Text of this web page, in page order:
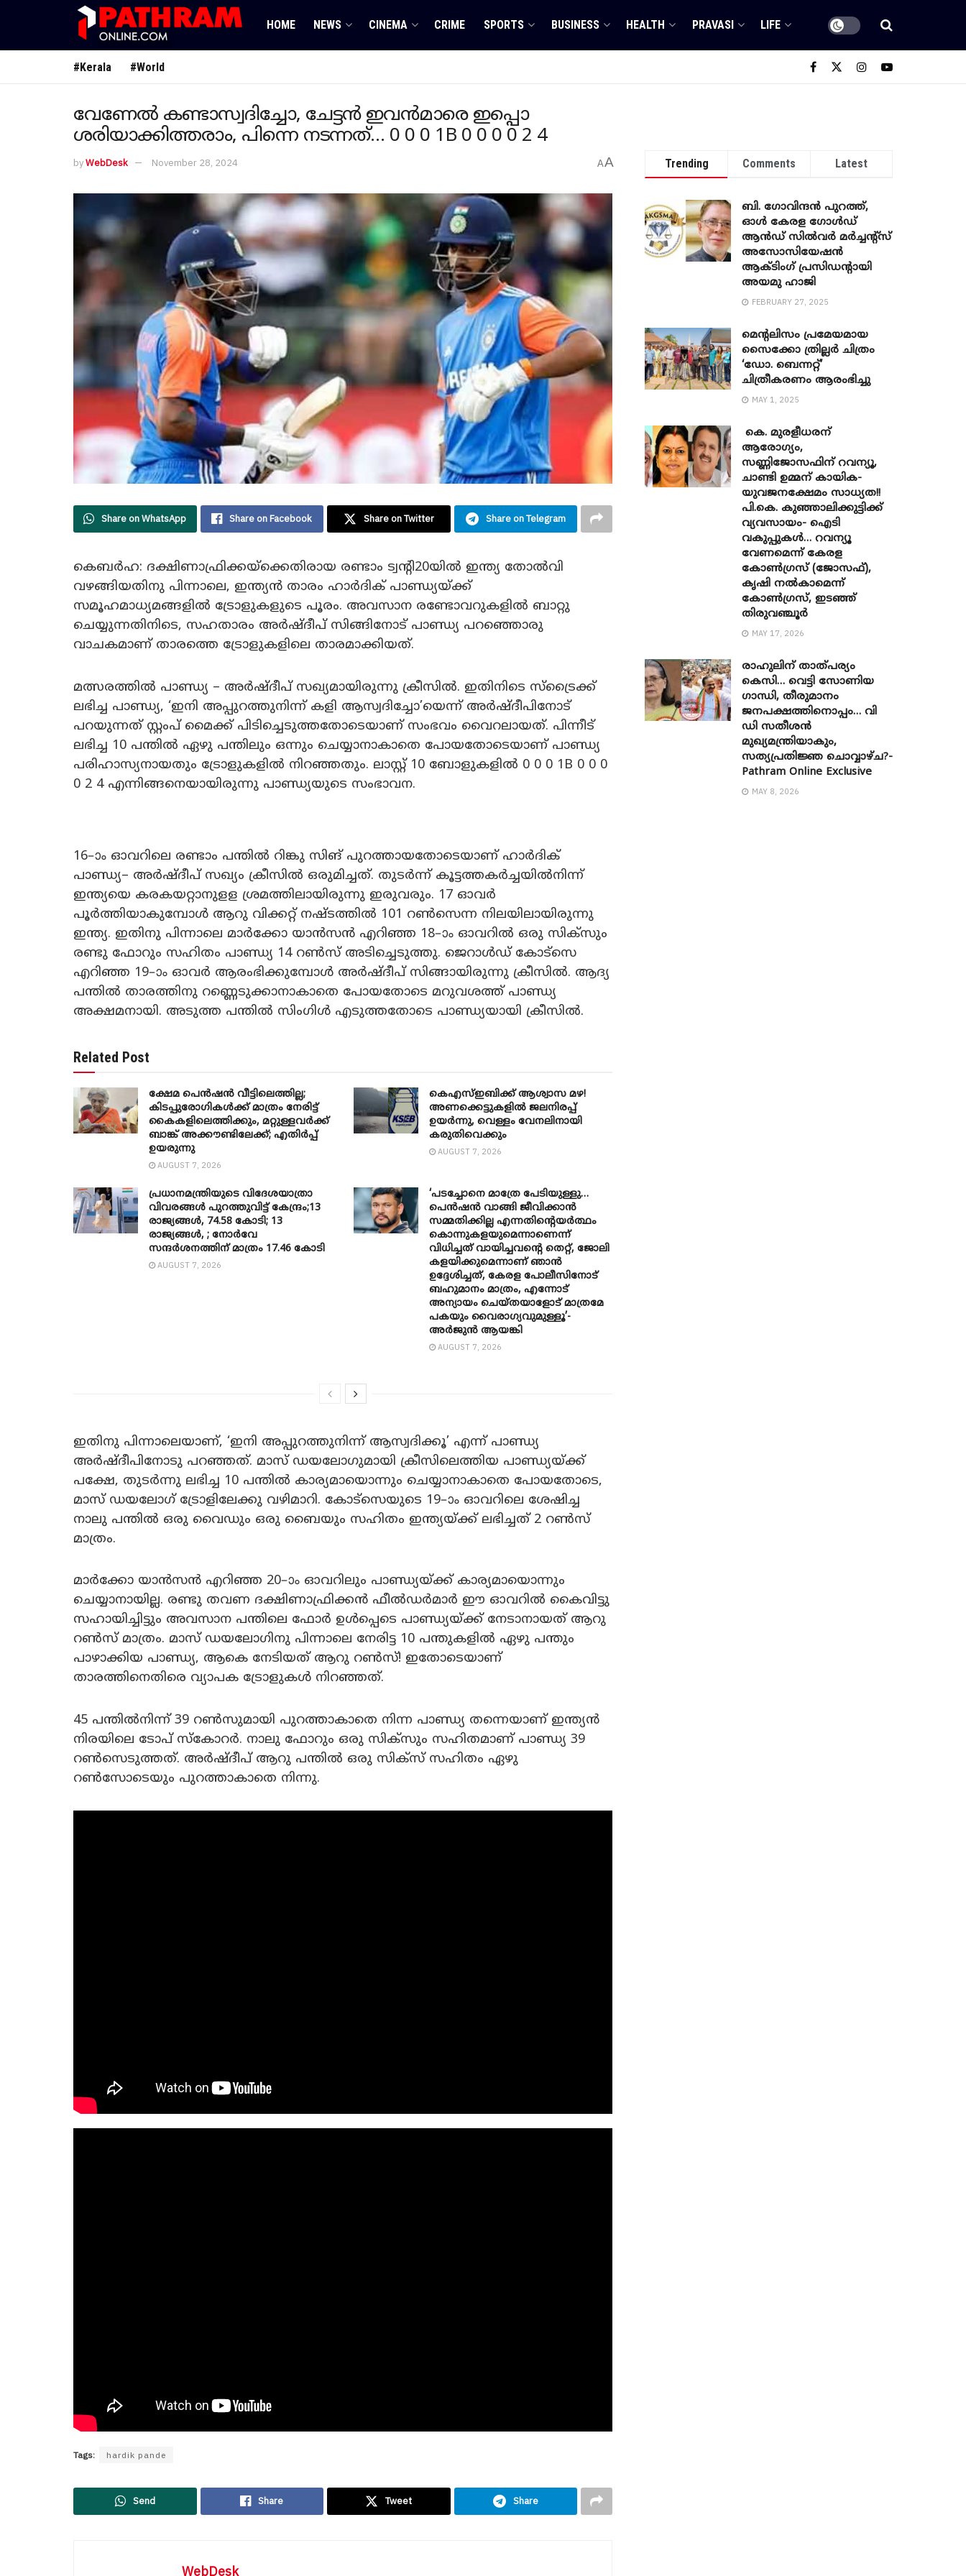
HOME NEWS CINEMA CRIME SPORTS BUSINESS HEALTH PRAVASI LIFE
#Kerala #World
വേണേൽ കണ്ടാസ്വദിച്ചോ, ചേട്ടൻ ഇവൻമാരെ ഇപ്പൊ
ശരിയാക്കിത്തരാം, പിന്നെ നടന്നത്… 0 0 0 1B 0 0 0 0 2 4
byWebDesk November 28, 2024 AA
Share on WhatsApp Share on Facebook Share on Twitter Share on Telegram
കെബർഹ: ദക്ഷിണാഫ്രിക്കയ്‌ക്കെതിരായ രണ്ടാം ട്വന്റി20യിൽ ഇന്ത്യ തോൽവി
വഴങ്ങിയതിനു പിന്നാലെ, ഇന്ത്യൻ താരം ഹാർദിക് പാണ്ഡ്യയ്ക്ക്
സമൂഹമാധ്യമങ്ങളിൽ ട്രോളുകളുടെ പൂരം. അവസാന രണ്ടോവറുകളിൽ ബാറ്റു
ചെയ്യുന്നതിനിടെ, സഹതാരം അർഷ്ദീപ് സിങ്ങിനോട് പാണ്ഡ്യ പറഞ്ഞൊരു
വാചകമാണ് താരത്തെ ട്രോളുകളിലെ താരമാക്കിയത്.
മത്സരത്തിൽ പാണ്ഡ്യ – അർഷ്ദീപ് സഖ്യമായിരുന്നു ക്രീസിൽ. ഇതിനിടെ സ്ട്രൈക്ക്
ലഭിച്ച പാണ്ഡ്യ, ‘ഇനി അപ്പുറത്തുനിന്ന് കളി ആസ്വദിച്ചോ’യെന്ന് അർഷ്ദീപിനോട്
പറയുന്നത് സ്റ്റംപ് മൈക്ക് പിടിച്ചെടുത്തതോടെയാണ് സംഭവം വൈറലായത്. പിന്നീട്
ലഭിച്ച 10 പന്തിൽ ഏഴു പന്തിലും ഒന്നും ചെയ്യാനാകാതെ പോയതോടെയാണ് പാണ്ഡ്യ
പരിഹാസ്യനായതും ട്രോളുകളിൽ നിറഞ്ഞതും. ലാസ്റ്റ് 10 ബോളുകളിൽ 0 0 0 1B 0 0 0
0 2 4 എന്നിങ്ങനെയായിരുന്നു പാണ്ഡ്യയുടെ സംഭാവന.
16–ാം ഓവറിലെ രണ്ടാം പന്തിൽ റിങ്കു സിങ് പുറത്തായതോടെയാണ് ഹാർദിക്
പാണ്ഡ്യ– അർഷ്ദീപ് സഖ്യം ക്രീസിൽ ഒരുമിച്ചത്. തുടർന്ന് കൂട്ടത്തകർച്ചയിൽനിന്ന്
ഇന്ത്യയെ കരകയറ്റാനുളള ശ്രമത്തിലായിരുന്നു ഇരുവരും. 17 ഓവർ
പൂർത്തിയാകുമ്പോൾ ആറു വിക്കറ്റ് നഷ്ടത്തിൽ 101 റൺസെന്ന നിലയിലായിരുന്നു
ഇന്ത്യ. ഇതിനു പിന്നാലെ മാർക്കോ യാൻസൻ എറിഞ്ഞ 18–ാം ഓവറിൽ ഒരു സിക്സും
രണ്ടു ഫോറും സഹിതം പാണ്ഡ്യ 14 റൺസ് അടിച്ചെടുത്തു. ജെറാൾഡ് കോട്സെ
എറിഞ്ഞ 19–ാം ഓവർ ആരംഭിക്കുമ്പോൾ അർഷ്ദീപ് സിങ്ങായിരുന്നു ക്രീസിൽ. ആദ്യ
പന്തിൽ താരത്തിനു റണ്ണെടുക്കാനാകാതെ പോയതോടെ മറുവശത്ത് പാണ്ഡ്യ
അക്ഷമനായി. അടുത്ത പന്തിൽ സിംഗിൾ എടുത്തതോടെ പാണ്ഡ്യയായി ക്രീസിൽ.
Related Post
ക്ഷേമ പെൻഷൻ വീട്ടിലെത്തില്ല;
കിടപ്പുരോഗികൾക്ക് മാത്രം നേരിട്ട്
കൈകളിലെത്തിക്കും, മറ്റുള്ളവർക്ക്
ബാങ്ക് അക്കൗണ്ടിലേക്ക്; എതിർപ്പ്
ഉയരുന്നു
AUGUST 7, 2026
കെഎസ്ഇബിക്ക് ആശ്വാസ മഴ!
അണക്കെട്ടുകളിൽ ജലനിരപ്പ്
ഉയർന്നു, വെള്ളം വേനലിനായി
കരുതിവെക്കും
AUGUST 7, 2026
പ്രധാനമന്ത്രിയുടെ വിദേശയാത്രാ
വിവരങ്ങൾ പുറത്തുവിട്ട് കേന്ദ്രം;13
രാജ്യങ്ങൾ, 74.58 കോടി; 13
രാജ്യങ്ങൾ, ; നോർവേ
സന്ദർശനത്തിന് മാത്രം 17.46 കോടി
AUGUST 7, 2026
‘പടച്ചോനെ മാത്രേ പേടിയുള്ളു…
പെൻഷൻ വാങ്ങി ജീവിക്കാൻ
സമ്മതിക്കില്ല എന്നതിന്റെയർത്ഥം
കൊന്നുകളയുമെന്നാണെന്ന്
വിധിച്ചത് വായിച്ചവന്റെ തെറ്റ്, ജോലി
കളയിക്കുമെന്നാണ് ഞാൻ
ഉദ്ദേശിച്ചത്, കേരള പോലീസിനോട്
ബഹുമാനം മാത്രം, എന്നോട്
അന്യായം ചെയ്തയാളോട് മാത്രമേ
പകയും വൈരാഗ്യവുമുള്ളൂ’-
അർജുൻ ആയങ്കി
AUGUST 7, 2026
ഇതിനു പിന്നാലെയാണ്, ‘ഇനി അപ്പുറത്തുനിന്ന് ആസ്വദിക്കൂ’ എന്ന് പാണ്ഡ്യ
അർഷ്ദീപിനോടു പറഞ്ഞത്. മാസ് ഡയലോഗുമായി ക്രീസിലെത്തിയ പാണ്ഡ്യയ്ക്ക്
പക്ഷേ, തുടർന്നു ലഭിച്ച 10 പന്തിൽ കാര്യമായൊന്നും ചെയ്യാനാകാതെ പോയതോടെ,
മാസ് ഡയലോഗ് ട്രോളിലേക്കു വഴിമാറി. കോട്സെയുടെ 19–ാം ഓവറിലെ ശേഷിച്ച
നാലു പന്തിൽ ഒരു വൈഡും ഒരു ബൈയും സഹിതം ഇന്ത്യയ്ക്ക് ലഭിച്ചത് 2 റൺസ്
മാത്രം.
മാർക്കോ യാൻസൻ എറിഞ്ഞ 20–ാം ഓവറിലും പാണ്ഡ്യയ്ക്ക് കാര്യമായൊന്നും
ചെയ്യാനായില്ല. രണ്ടു തവണ ദക്ഷിണാഫ്രിക്കൻ ഫീൽഡർമാർ ഈ ഓവറിൽ കൈവിട്ടു
സഹായിച്ചിട്ടും അവസാന പന്തിലെ ഫോർ ഉൾപ്പെടെ പാണ്ഡ്യയ്‌ക്ക് നേടാനായത് ആറു
റൺസ് മാത്രം. മാസ് ഡയലോഗിനു പിന്നാലെ നേരിട്ട 10 പന്തുകളിൽ ഏഴു പന്തും
പാഴാക്കിയ പാണ്ഡ്യ, ആകെ നേടിയത് ആറു റൺസ്! ഇതോടെയാണ്
താരത്തിനെതിരെ വ്യാപക ട്രോളുകൾ നിറഞ്ഞത്.
45 പന്തിൽനിന്ന് 39 റൺസുമായി പുറത്താകാതെ നിന്ന പാണ്ഡ്യ തന്നെയാണ് ഇന്ത്യൻ
നിരയിലെ ടോപ് സ്കോറർ. നാലു ഫോറും ഒരു സിക്സും സഹിതമാണ് പാണ്ഡ്യ 39
റൺസെടുത്തത്. അർഷ്ദീപ് ആറു പന്തിൽ ഒരു സിക്സ് സഹിതം ഏഴു
റൺസോടെയും പുറത്താകാതെ നിന്നു.
Tags: hardik pande
Send Share Tweet Share
WebDesk
Trending Comments Latest
ബി. ​ഗോവിന്ദൻ പുറത്ത്,
ഓൾ കേരള ഗോൾഡ്
ആൻഡ് സിൽവർ മർച്ചന്റ്സ്
അസോസിയേഷൻ
ആക്ടിംഗ് പ്രസിഡന്റായി
അയമു ഹാജി
FEBRUARY 27, 2025
മെന്‍റലിസം പ്രമേയമായ
സൈക്കോ ത്രില്ലർ ചിത്രം
‘ഡോ. ബെന്നറ്റ്’
ചിത്രീകരണം ആരംഭിച്ചു
MAY 1, 2025
കെ. മുരളീധരന്
ആരോഗ്യം,
സണ്ണിജോസഫിന് റവന്യൂ,
ചാണ്ടി ഉമ്മന് കായിക-
യുവജനക്ഷേമം സാധ്യത!!
പി.കെ. കുഞ്ഞാലിക്കുട്ടിക്ക്
വ്യവസായം- ഐടി
വകുപ്പുകൾ… റവന്യൂ
വേണമെന്ന് കേരള
കോൺഗ്രസ് (ജോസഫ്),
കൃഷി നൽകാമെന്ന്
കോൺഗ്രസ്, ഇടഞ്ഞ്
തിരുവഞ്ചൂർ
MAY 17, 2026
രാഹുലിന് താത്പര്യം
കെസി… വെട്ടി സോണിയ ​
ഗാന്ധി, തീരുമാനം
ജനപക്ഷത്തിനൊപ്പം… വി
ഡി സതീശൻ
മുഖ്യമന്ത്രിയാകും,
സത്യപ്രതിജ്ഞ ചൊവ്വാഴ്ച?-
Pathram Online Exclusive
MAY 8, 2026